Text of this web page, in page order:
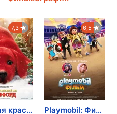
7,3
Большая красная собака Клиффорд
6,5
Playmobil: Фильм